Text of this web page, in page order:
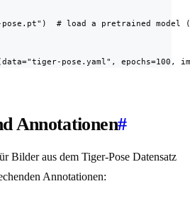
pose.pt")  # load a pretrained model
pose.yaml", epochs=100,
Annotationen#
Bilder aus dem Tiger-Pose Datensatz
Annotationen: